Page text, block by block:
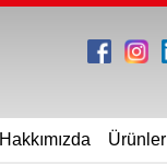
Hakkımızda Ürünler